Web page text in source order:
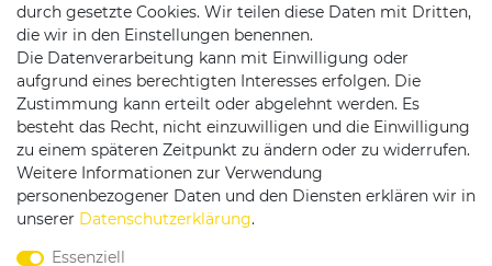
Versandpartner
Service & Kontakt
durch gesetzte Cookies. Wir teilen diese Daten mit Dritten,
die wir in den Einstellungen benennen.
Die Datenverarbeitung kann mit Einwilligung oder
aufgrund eines berechtigten Interesses erfolgen. Die
Zustimmung kann erteilt oder abgelehnt werden. Es
besteht das Recht, nicht einzuwilligen und die Einwilligung
zu einem späteren Zeitpunkt zu ändern oder zu widerrufen.
Weitere Informationen zur Verwendung
personenbezogener Daten und den Diensten erklären wir in
unserer Daten­schutz­erklärung.
Essenziell